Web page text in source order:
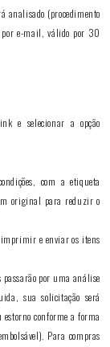
analisado (procedimento
por e-mail, válido por 30
e selecionar a opção
com a etiqueta
original para reduzir o
imprimir e enviar os itens
passarão por uma análise
sua solicitação será
conforme a forma
Para compras